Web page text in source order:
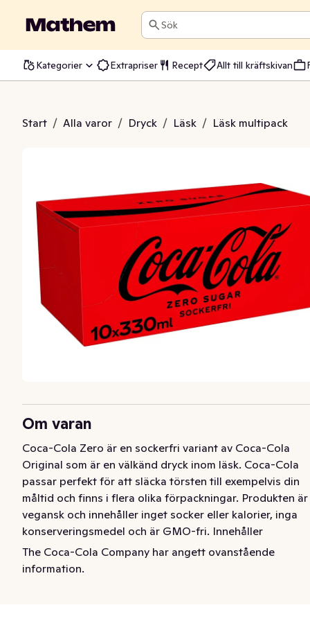
Sök
Kategorier Extrapriser Recept Allt till kräftskivan
Start / Alla varor / Dryck / Läsk / Läsk multipack
Sugar 10x33cl
Om varan
Coca-Cola Zero är en sockerfri variant av Coca-Cola
Original som är en välkänd dryck inom läsk. Coca-Cola
passar perfekt för att släcka törsten till exempelvis din
måltid och finns i flera olika förpackningar. Produkten är
vegansk och innehåller inget socker eller kalorier, inga
konserveringsmedel och är GMO-fri. Innehåller
sötningsmedel. Alla våra flaskor är gjorda av 100%
återvunnen plast (exkl etikett och kork). Och du, kom
The Coca-Cola Company har angett ovanstående
information.